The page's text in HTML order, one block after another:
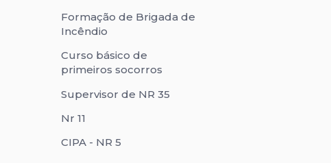
Formação de Brigada de
Incêndio
Curso básico de
primeiros socorros
Supervisor de NR 35
Nr 11
CIPA - NR 5